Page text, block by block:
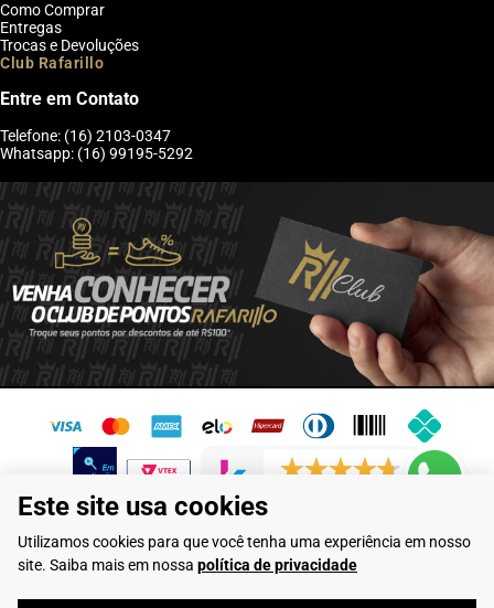
Este site usa cookies
Utilizamos cookies para que você tenha uma experiência em nosso
site. Saiba mais em nossa política de privacidade
Como Comprar
Entregas
Trocas e Devoluções
Club Rafarillo
Entre em Contato
Telefone: (16) 2103-0347
Whatsapp: (16) 99195-5292
Flamarian Comércio de Calçados LTDA - CNPJ: 10.913.950/0001-60 -
Rua Evangelista de Lima, 710 - Franca/SP
Coronel Tamarindo, 2435 - Franca/SP